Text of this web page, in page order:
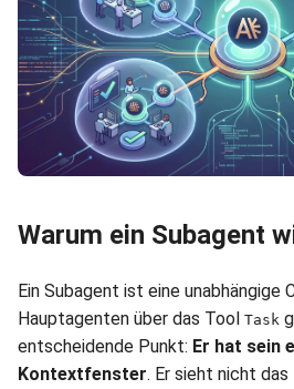
Warum ein Subagent
Ein Subagent ist eine unabhängige
Hauptagenten über das Tool Task
entscheidende Punkt: Er hat sein
Kontextfenster. Er sieht nicht